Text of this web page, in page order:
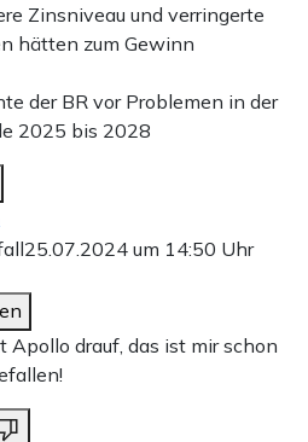
Zinsniveau und verringerte
hätten zum Gewinn
der BR vor Problemen in der
2025 bis 2028
25.07.2024 um 14:50 Uhr
Apollo drauf, das ist mir schon